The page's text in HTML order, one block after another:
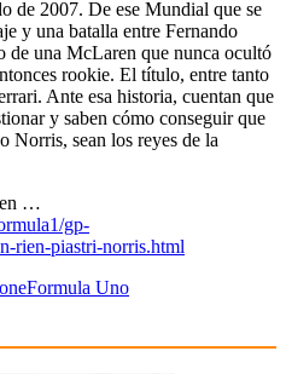
de 2007. De ese Mundial que se
y una batalla entre Fernando
una McLaren que nunca ocultó
rookie. El título, entre tanto
Ante esa historia, cuentan que
y saben cómo conseguir que
Norris, sean los reyes de la
en …
gp-
rien-piastri-norris.html
Formula Uno